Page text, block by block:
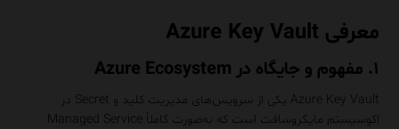
معرفی Azure Key Vault
۱. مفهوم و جایگاه در Azure Ecosystem
Azure Key Vault یکی از سرویس‌های مدیریت کلید و Secret در
اکوسیستم مایکروسافت است که به‌صورت کاملاً Managed Service